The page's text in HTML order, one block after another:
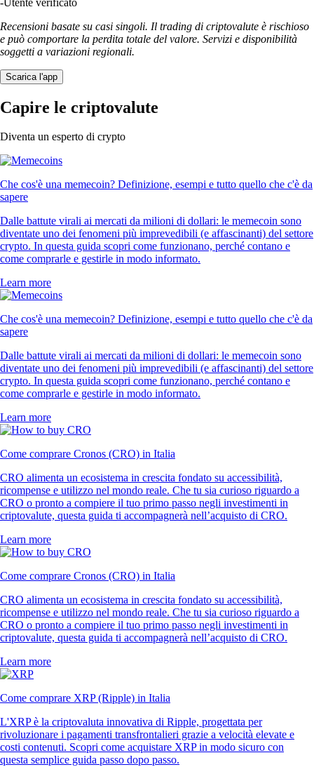
Recensioni basate su casi singoli. Il trading di criptovalute è rischioso
e può comportare la perdita totale del valore. Servizi e disponibilità
soggetti a variazioni regionali.
Scarica l'app
Capire le criptovalute
Diventa un esperto di crypto
Che cos'è una memecoin? Definizione, esempi e tutto quello che c'è da
sapere
Dalle battute virali ai mercati da milioni di dollari: le memecoin sono
diventate uno dei fenomeni più imprevedibili (e affascinanti) del settore
crypto. In questa guida scopri come funzionano, perché contano e
come comprarle e gestirle in modo informato.
Learn more
Che cos'è una memecoin? Definizione, esempi e tutto quello che c'è da
sapere
Dalle battute virali ai mercati da milioni di dollari: le memecoin sono
diventate uno dei fenomeni più imprevedibili (e affascinanti) del settore
crypto. In questa guida scopri come funzionano, perché contano e
come comprarle e gestirle in modo informato.
Learn more
Come comprare Cronos (CRO) in Italia
CRO alimenta un ecosistema in crescita fondato su accessibilità,
ricompense e utilizzo nel mondo reale. Che tu sia curioso riguardo a
CRO o pronto a compiere il tuo primo passo negli investimenti in
criptovalute, questa guida ti accompagnerà nell’acquisto di CRO.
Learn more
Come comprare Cronos (CRO) in Italia
CRO alimenta un ecosistema in crescita fondato su accessibilità,
ricompense e utilizzo nel mondo reale. Che tu sia curioso riguardo a
CRO o pronto a compiere il tuo primo passo negli investimenti in
criptovalute, questa guida ti accompagnerà nell’acquisto di CRO.
Learn more
Come comprare XRP (Ripple) in Italia
L'XRP è la criptovaluta innovativa di Ripple, progettata per
rivoluzionare i pagamenti transfrontalieri grazie a velocità elevate e
costi contenuti. Scopri come acquistare XRP in modo sicuro con
questa semplice guida passo dopo passo.